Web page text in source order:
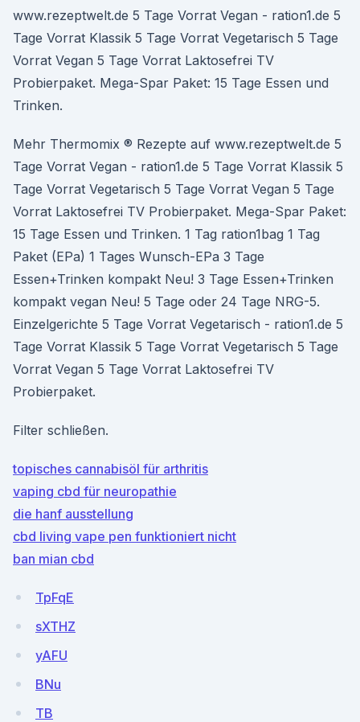
www.rezeptwelt.de 5 Tage Vorrat Vegan - ration1.de 5
Tage Vorrat Klassik 5 Tage Vorrat Vegetarisch 5 Tage
Vorrat Vegan 5 Tage Vorrat Laktosefrei TV
Probierpaket. Mega-Spar Paket: 15 Tage Essen und
Trinken.
Mehr Thermomix ® Rezepte auf www.rezeptwelt.de 5
Tage Vorrat Vegan - ration1.de 5 Tage Vorrat Klassik 5
Tage Vorrat Vegetarisch 5 Tage Vorrat Vegan 5 Tage
Vorrat Laktosefrei TV Probierpaket. Mega-Spar Paket:
15 Tage Essen und Trinken. 1 Tag ration1bag 1 Tag
Paket (EPa) 1 Tages Wunsch-EPa 3 Tage
Essen+Trinken kompakt Neu! 3 Tage Essen+Trinken
kompakt vegan Neu! 5 Tage oder 24 Tage NRG-5.
Einzelgerichte 5 Tage Vorrat Vegetarisch - ration1.de 5
Tage Vorrat Klassik 5 Tage Vorrat Vegetarisch 5 Tage
Vorrat Vegan 5 Tage Vorrat Laktosefrei TV
Probierpaket.
Filter schließen.
topisches cannabisöl für arthritis
vaping cbd für neuropathie
die hanf ausstellung
cbd living vape pen funktioniert nicht
ban mian cbd
TpFqE
sXTHZ
yAFU
BNu
TB